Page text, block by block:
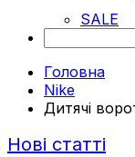
SALE
Головна
Nike
Дитячі
Нові статті